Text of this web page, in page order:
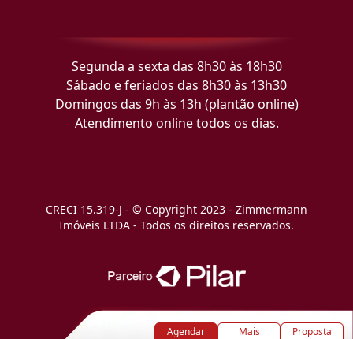
Agendar
Mais
Proposta
Segunda a sexta das 8h30 às 18h30
Sábado e feriados das 8h30 às 13h30
Domingos das 9h às 13h (plantão online)
Atendimento online todos os dias.
CRECI 15.319-J - © Copyright 2023 - Zimmermann
Imóveis LTDA - Todos os direitos reservados.